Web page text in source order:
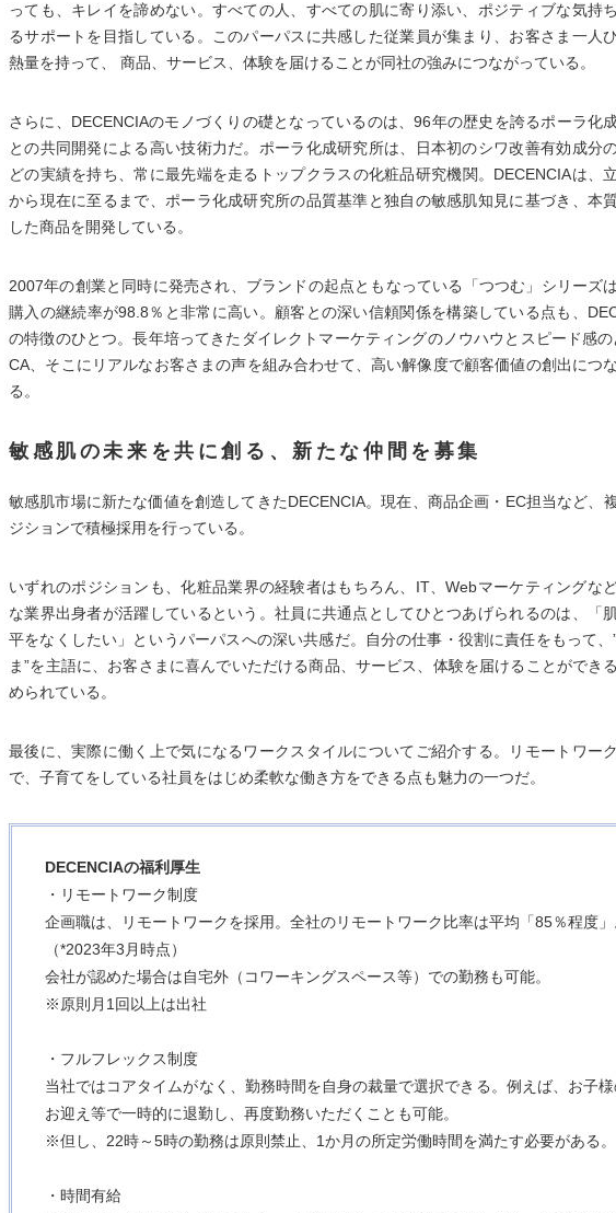
っても、キレイを諦めない。すべての人、すべての肌に寄り添い、ポジティブな気持
るサポートを目指している。このパーパスに共感した従業員が集まり、お客さま一人
熱量を持って、 商品、サービス、体験を届けることが同社の強みにつながっている。
さらに、DECENCIAのモノづくりの礎となっているのは、96年の歴史を誇るポーラ化
との共同開発による高い技術力だ。ポーラ化成研究所は、日本初のシワ改善有効成分
どの実績を持ち、常に最先端を走るトップクラスの化粧品研究機関。DECENCIAは、
から現在に至るまで、ポーラ化成研究所の品質基準と独自の敏感肌知見に基づき、本
した商品を開発している。
2007年の創業と同時に発売され、ブランドの起点ともなっている「つつむ」シリーズ
購入の継続率が98.8％と非常に高い。顧客との深い信頼関係を構築している点も、
の特徴のひとつ。長年培ってきたダイレクトマーケティングのノウハウとスピード感
CA、そこにリアルなお客さまの声を組み合わせて、高い解像度で顧客価値の創出につ
る。
敏感肌の未来を共に創る、新たな仲間を募集
敏感肌市場に新たな価値を創造してきたDECENCIA。現在、商品企画・EC担当など、
ジションで積極採用を行っている。
いずれのポジションも、化粧品業界の経験者はもちろん、IT、Webマーケティングな
な業界出身者が活躍しているという。社員に共通点としてひとつあげられるのは、「
平をなくしたい」というパーパスへの深い共感だ。自分の仕事・役割に責任をもって、
ま”を主語に、お客さまに喜んでいただける商品、サービス、体験を届けることができ
められている。
最後に、実際に働く上で気になるワークスタイルについてご紹介する。リモートワー
で、子育てをしている社員をはじめ柔軟な働き方をできる点も魅力の一つだ。
DECENCIAの福利厚生
・リモートワーク制度
企画職は、リモートワークを採用。全社のリモートワーク比率は平均「85％程度」
（*2023年3月時点）
会社が認めた場合は自宅外（コワーキングスペース等）での勤務も可能。
※原則月1回以上は出社
・フルフレックス制度
当社ではコアタイムがなく、勤務時間を自身の裁量で選択できる。例えば、お子
お迎え等で一時的に退勤し、再度勤務いただくことも可能。
※但し、22時～5時の勤務は原則禁止、1か月の所定労働時間を満たす必要がある。
・時間有給